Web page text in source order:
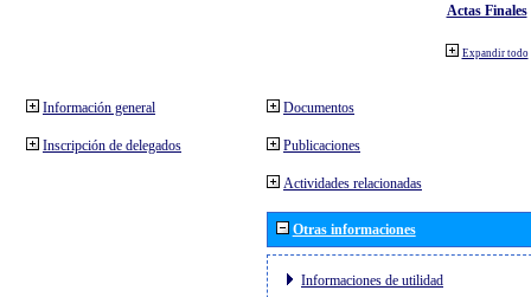
Actas Finales
Expandir todo
Información general
Inscripción de delegados
Documentos
Publicaciones
Actividades relacionadas
Otras informaciones
Informaciones de utilidad